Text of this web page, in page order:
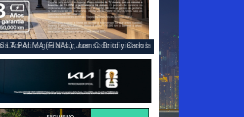
suya la victoria en la 47 Subida a